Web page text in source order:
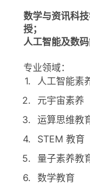
数学与资讯科
授；
人工智能及数
专业领域：
人工智能素
元宇宙素养
运算思维教
STEM 教育
量子素养教
数学教育